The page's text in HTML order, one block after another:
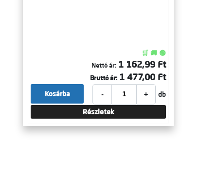
🛒 🚚 🟢
Nettó ár: 1 162,99 Ft
Bruttó ár: 1 477,00 Ft
- + db
Kosárba
Részletek